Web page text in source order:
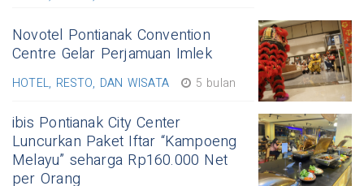
Novotel Pontianak Convention
Centre Gelar Perjamuan Imlek
HOTEL, RESTO, DAN WISATA 5 bulan
ibis Pontianak City Center
Luncurkan Paket Iftar “Kampoeng
Melayu” seharga Rp160.000 Net
per Orang